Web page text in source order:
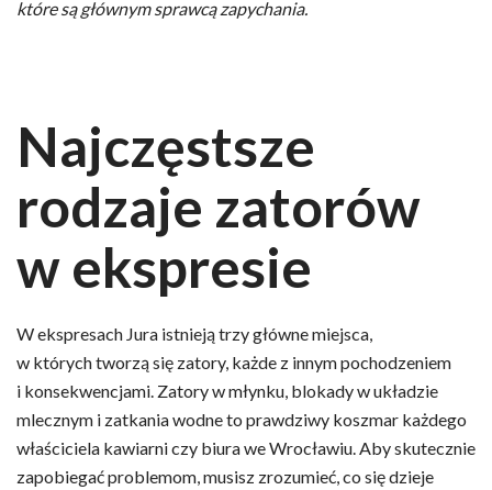
które są głównym sprawcą zapychania.
Najczęstsze
rodzaje zatorów
w ekspresie
W ekspresach Jura istnieją trzy główne miejsca,
w których tworzą się zatory, każde z innym pochodzeniem
i konsekwencjami. Zatory w młynku, blokady w układzie
mlecznym i zatkania wodne to prawdziwy koszmar każdego
właściciela kawiarni czy biura we Wrocławiu. Aby skutecznie
zapobiegać problemom, musisz zrozumieć, co się dzieje